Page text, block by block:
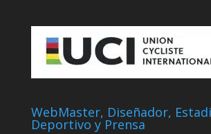
WebMaster, Diseñador,
Deportivo y Prensa